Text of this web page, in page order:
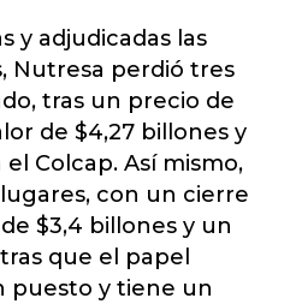
y adjudicadas las
Nutresa perdió tres
tras un precio de
de $4,27 billones y
Colcap. Así mismo,
con un cierre
$3,4 billones y un
que el papel
puesto y tiene un